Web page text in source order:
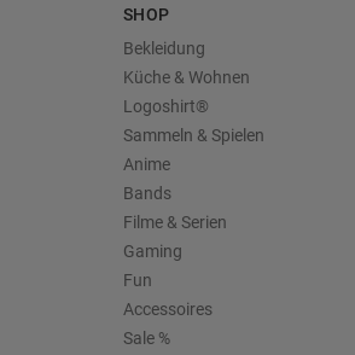
SHOP
Bekleidung
Küche & Wohnen
Logoshirt®
Sammeln & Spielen
Anime
Bands
Filme & Serien
Gaming
Fun
Accessoires
Sale %